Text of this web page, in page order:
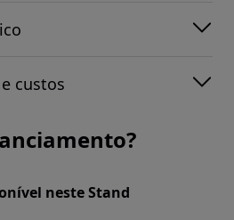
custos
neste Stand